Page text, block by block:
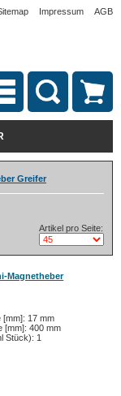
Impressum AGB
Greifer
Artikel pro Seite:
Magnetheber
[mm]: 17 mm
[mm]: 400 mm
Stück): 1